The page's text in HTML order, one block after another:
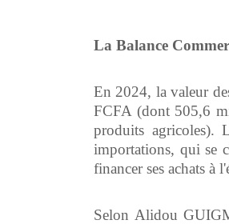
La Balance
En 2024, la valeur
FCFA (dont 505,6
produits agricoles).
importations, qui se
financer ses achats à
Selon Alidou